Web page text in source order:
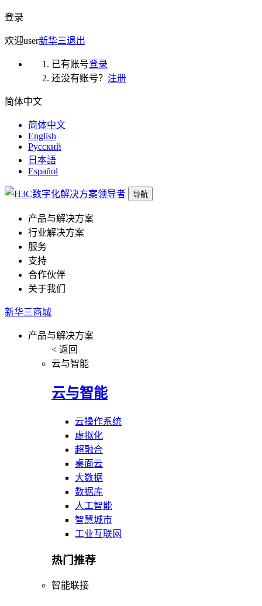
登录
欢迎user新华三退出
已有账号登录
还没有账号？ 注册
简体中文
简体中文
English
Русский
日本語
Español
导航
产品与解决方案
行业解决方案
服务
支持
合作伙伴
关于我们
新华三商城
产品与解决方案
< 返回
云与智能
云与智能
云操作系统
虚拟化
超融合
桌面云
大数据
数据库
人工智能
智慧城市
工业互联网
热门推荐
智能联接